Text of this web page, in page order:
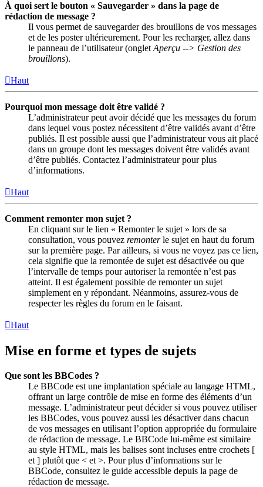
À quoi sert le bouton « Sauvegarder » dans la page de
rédaction de message ?
Il vous permet de sauvegarder des brouillons de vos messages
et de les poster ultérieurement. Pour les recharger, allez dans
le panneau de l’utilisateur (onglet Aperçu --> Gestion des
brouillons).
Haut
Pourquoi mon message doit être validé ?
L’administrateur peut avoir décidé que les messages du forum
dans lequel vous postez nécessitent d’être validés avant d’être
publiés. Il est possible aussi que l’administrateur vous ait placé
dans un groupe dont les messages doivent être validés avant
d’être publiés. Contactez l’administrateur pour plus
d’informations.
Haut
Comment remonter mon sujet ?
En cliquant sur le lien « Remonter le sujet » lors de sa
consultation, vous pouvez remonterle sujet en haut du forum
sur la première page. Par ailleurs, si vous ne voyez pas ce lien,
cela signifie que la remontée de sujet est désactivée ou que
l’intervalle de temps pour autoriser la remontée n’est pas
atteint. Il est également possible de remonter un sujet
simplement en y répondant. Néanmoins, assurez-vous de
respecter les règles du forum en le faisant.
Haut
Mise en forme et types de sujets
Que sont les BBCodes ?
Le BBCode est une implantation spéciale au langage HTML,
offrant un large contrôle de mise en forme des éléments d’un
message. L’administrateur peut décider si vous pouvez utiliser
les BBCodes, vous pouvez aussi les désactiver dans chacun
de vos messages en utilisant l’option appropriée du formulaire
de rédaction de message. Le BBCode lui-même est similaire
au style HTML, mais les balises sont incluses entre crochets [
et ] plutôt que < et >. Pour plus d’informations sur le
BBCode, consultez le guide accessible depuis la page de
rédaction de message.